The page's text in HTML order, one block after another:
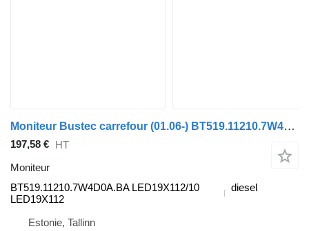
Moniteur Bustec carrefour (01.06-) BT519.11210.7W4D0A.BA pour Irisbus Arway, Crossway, Crealis, Magelys, Proway, Daily Tourys (2006-)
197,58 € HT
Moniteur
BT519.11210.7W4D0A.BA LED19X112/10
LED19X112
diesel
Estonie, Tallinn